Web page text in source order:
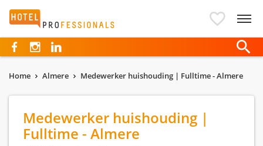
Hotelprofessionals
Home Almere Medewerker huishouding | Fulltime - Almere
Medewerker huishouding |
Fulltime - Almere